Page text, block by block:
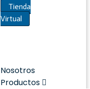
Tienda
Virtual
Nosotros
Productos